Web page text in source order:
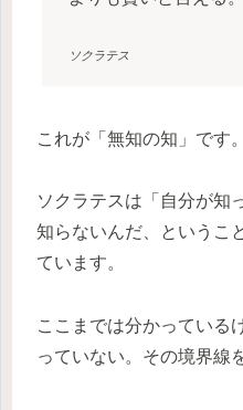
ソクラテス
これが「無知の知」です。
ソクラテスは「自分が知
知らないんだ、というこ
ています。
ここまでは分かっている
っていない。その境界線